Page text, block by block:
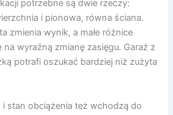
potrzebne są dwie rzeczy:
i pionowa, równa ściana.
zmienia wynik, a małe różnice
na wyraźną zmianę zasięgu. Garaż z
potrafi oszukać bardziej niż zużyta
stan obciążenia też wchodzą do